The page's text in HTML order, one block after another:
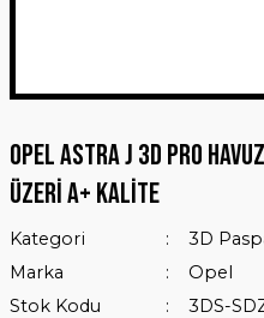
Opel Astra J 3D Pro
Üzeri A+ Kalite
Kategori
3D
Marka
Opel
Stok Kodu
3DS-